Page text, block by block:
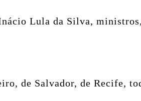
Lula da Silva,
de Salvador, de Recife,